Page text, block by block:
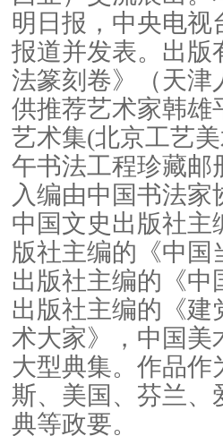
明日报，中央电视
报道并发表。出版
法篆刻卷》（天津
供推荐艺术家韩雄
艺术集(北京工艺
午书法工程珍藏邮
入编由中国书法
中国文史出版社主
版社主编的《中
出版社主编的《中
出版社主编的《
术大家》，中国美
大型典集。作品
斯、美国、芬兰、
典等政要。